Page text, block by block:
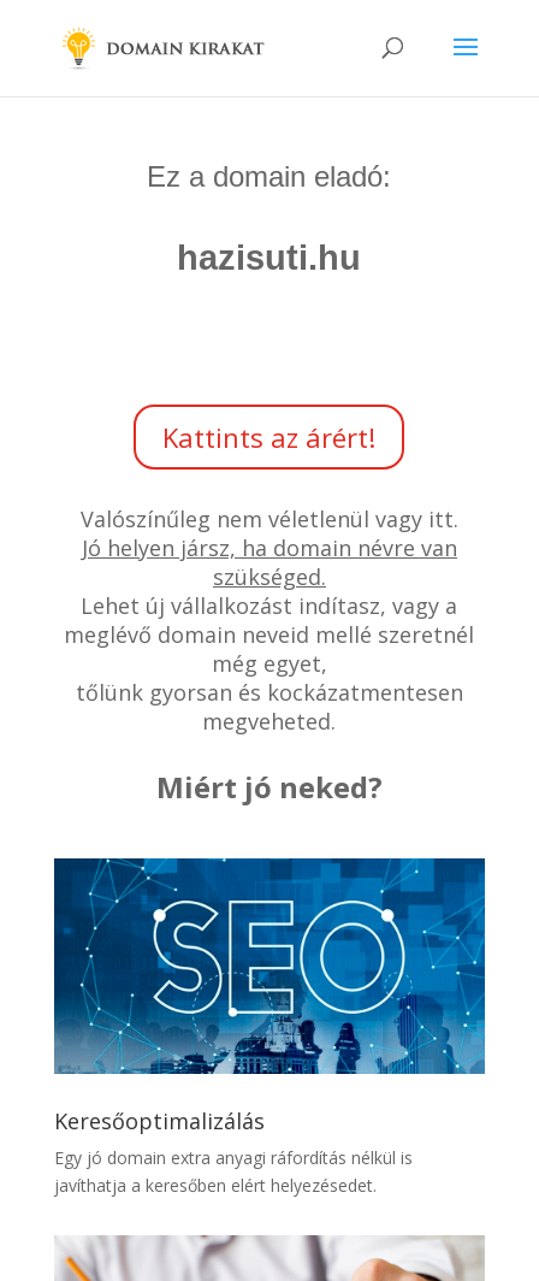
Ez a domain eladó:
hazisuti.hu
Kattints az árért!
Valószínűleg nem véletlenül vagy itt.
Jó helyen jársz, ha domain névre van
szükséged.
Lehet új vállalkozást indítasz, vagy a
meglévő domain neveid mellé szeretnél
még egyet,
tőlünk gyorsan és kockázatmentesen
megveheted.
Miért jó neked?
Keresőoptimalizálás
Egy jó domain extra anyagi ráfordítás nélkül is
javíthatja a keresőben elért helyezésedet.